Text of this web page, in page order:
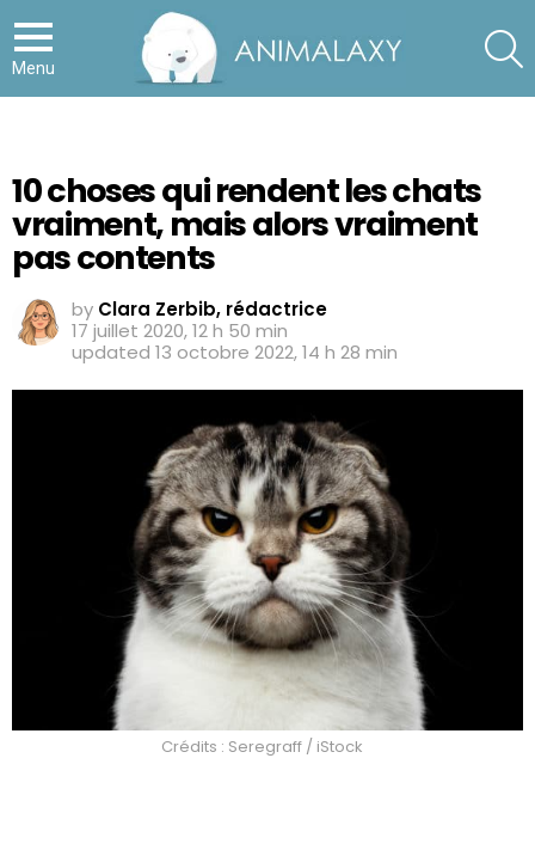
Menu
10 choses qui rendent les chats
vraiment, mais alors vraiment
pas contents
by Clara Zerbib, rédactrice
17 juillet 2020, 12 h 50 min
updated 13 octobre 2022, 14 h 28 min
Crédits : Seregraff / iStock